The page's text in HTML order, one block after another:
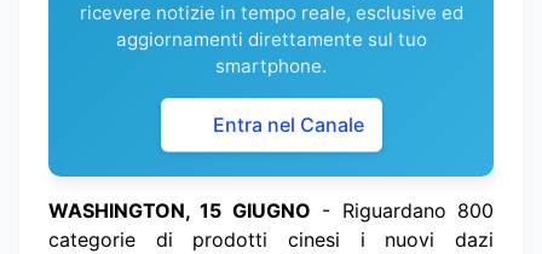
ricevere notizie in tempo reale, esclusive ed
aggiornamenti direttamente sul tuo
smartphone.
Entra nel Canale
WASHINGTON, 15 GIUGNO - Riguardano 800
categorie di prodotti cinesi i nuovi dazi